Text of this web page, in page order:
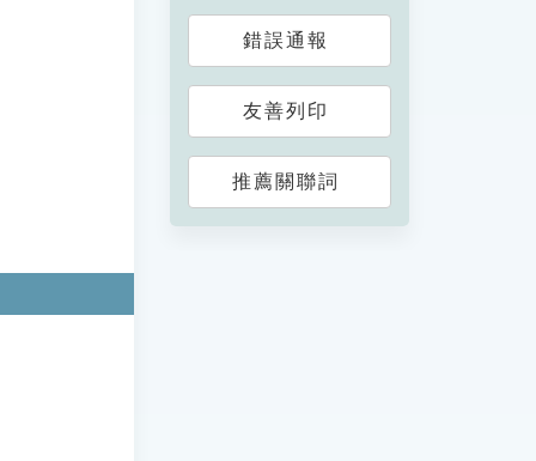
錯誤通報
友善列印
推薦關聯詞